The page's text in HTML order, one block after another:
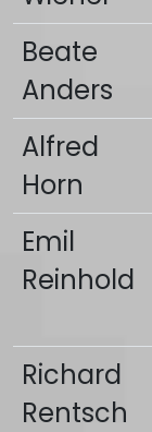
Beate
Anders
Alfred
Horn
Emil
Reinhold
Richard
Rentsch